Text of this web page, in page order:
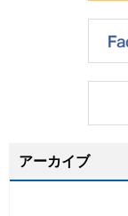
アーカイブ